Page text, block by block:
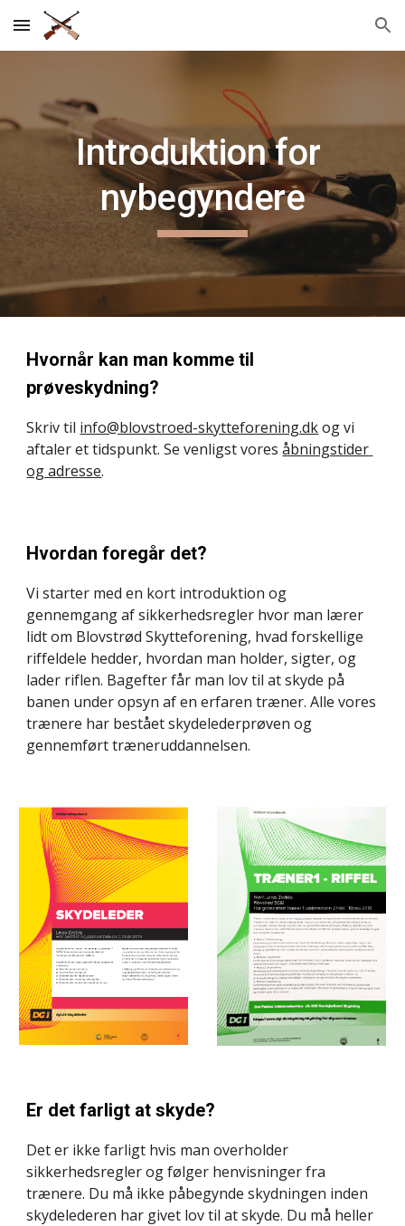
Skip to main content Skip to navigation
Introduktion for
nybegyndere
Hvornår kan man komme til
prøveskydning?
Skriv til info@blovstroed-skytteforening.dk og vi
aftaler et tidspunkt. Se venligst vores åbningstider
og adresse.
Hvordan foregår det?
Vi starter med en kort introduktion og
gennemgang af sikkerhedsregler hvor man lærer
lidt om Blovstrød Skytteforening, hvad forskellige
riffeldele hedder, hvordan man holder, sigter, og
lader riflen. Bagefter får man lov til at skyde på
banen under opsyn af en erfaren træner. Alle vores
trænere har bestået skydelederprøven og
gennemført træneruddannelsen.
Er det farligt at skyde?
Det er ikke farligt hvis man overholder
sikkerhedsregler og følger henvisninger fra
trænere. Du må ikke påbegynde skydningen inden
skydelederen har givet lov til at skyde. Du må heller